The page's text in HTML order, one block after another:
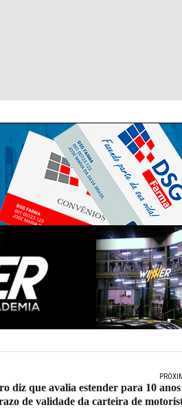
diz que avalia estender para 10
de validade da carteira de